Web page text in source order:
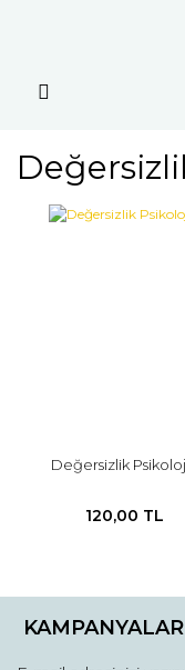
Değersizlik
120,00 TL